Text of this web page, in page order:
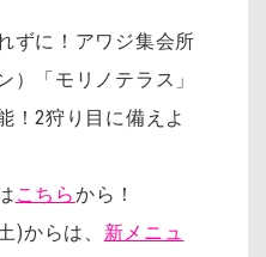
ずに！アワジ集会所
）「モリノテラス」
！2狩り目に備えよ
こちらから！
)からは、 新メニュ